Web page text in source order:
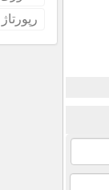
رپورتاژ